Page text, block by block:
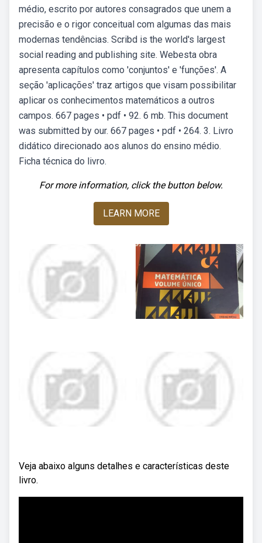
médio, escrito por autores consagrados que unem a
precisão e o rigor conceitual com algumas das mais
modernas tendências. Scribd is the world's largest
social reading and publishing site. Webesta obra
apresenta capítulos como 'conjuntos' e 'funções'. A
seção 'aplicações' traz artigos que visam possibilitar
aplicar os conhecimentos matemáticos a outros
campos. 667 pages • pdf • 92. 6 mb. This document
was submitted by our. 667 pages • pdf • 264. 3. Livro
didático direcionado aos alunos do ensino médio.
Ficha técnica do livro.
For more information, click the button below.
LEARN MORE
Veja abaixo alguns detalhes e características deste
livro.